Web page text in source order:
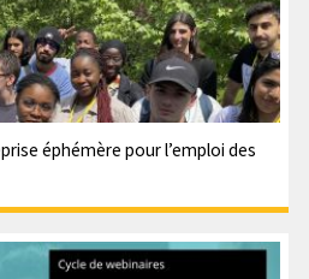
éphémère pour l’emploi des